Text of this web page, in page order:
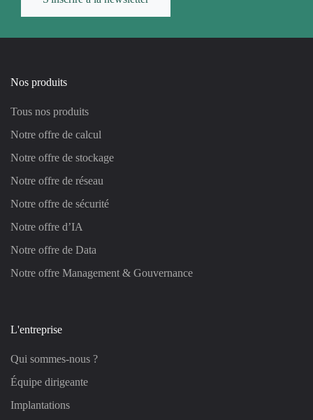
Nos produits
Tous nos produits
Notre offre de calcul
Notre offre de stockage
Notre offre de réseau
Notre offre de sécurité
Notre offre d’IA
Notre offre de Data
Notre offre Management & Gouvernance
L'entreprise
Qui sommes-nous ?
Équipe dirigeante
Implantations